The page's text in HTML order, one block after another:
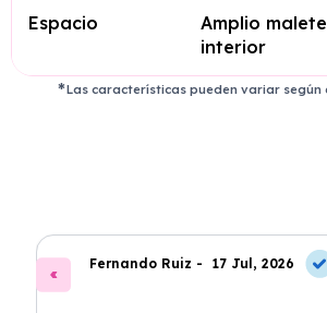
Espacio
Amplio
interior
Las características pueden variar según
Fernando Ruiz - 17 Jul, 2026